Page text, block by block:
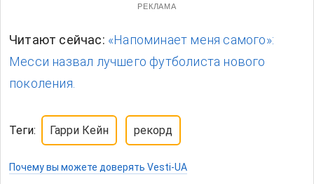
РЕКЛАМА
Читают сейчас: «Напоминает меня самого»:
Месси назвал лучшего футболиста нового
поколения.
Теги: Гарри Кейн рекорд
Почему вы можете доверять Vesti-UA